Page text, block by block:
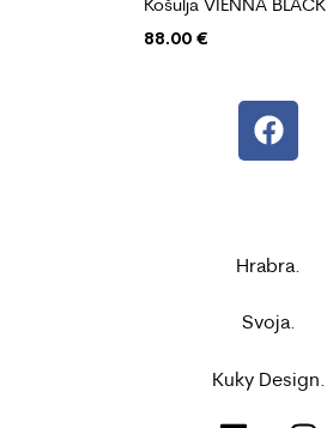
88.00 €
Hrabra.
Svoja.
Kuky Design.